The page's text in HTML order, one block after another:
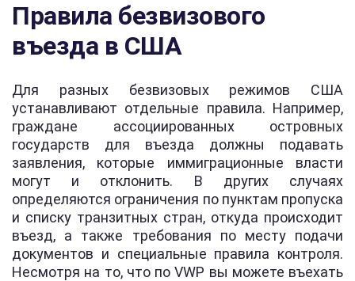
Правила безвизового
въезда в США
Для разных безвизовых режимов США
устанавливают отдельные правила. Например,
граждане ассоциированных островных
государств для въезда должны подавать
заявления, которые иммиграционные власти
могут и отклонить. В других случаях
определяются ограничения по пунктам пропуска
и списку транзитных стран, откуда происходит
въезд, а также требования по месту подачи
документов и специальные правила контроля.
Несмотря на то, что по VWP вы можете въехать